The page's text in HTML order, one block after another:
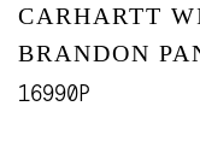
CARHARTT
BRANDON
16990Р